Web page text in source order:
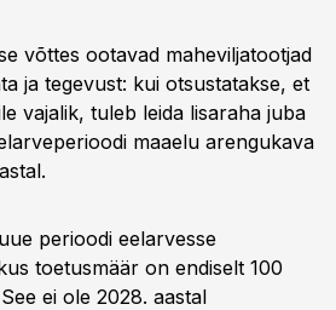
võttes ootavad maheviljatootjad
ja tegevust: kui otsustatakse, et
vajalik, tuleb leida lisaraha juba
maaelu arengukava
perioodi eelarvesse
toetusmäär on endiselt 100
ei ole 2028. aastal